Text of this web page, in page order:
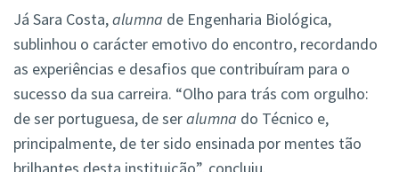
Já Sara Costa,alumna de Engenharia Biológica,
sublinhou o carácter emotivo do encontro, recordando
as experiências e desafios que contribuíram para o
sucesso da sua carreira. “Olho para trás com orgulho:
de ser portuguesa, de seralumna do Técnico e,
principalmente, de ter sido ensinada por mentes tão